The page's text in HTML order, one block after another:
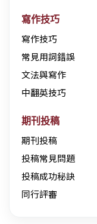
寫作技巧
寫作技巧
常見用詞錯誤
文法與寫作
中翻英技巧
期刊投稿
期刊投稿
投稿常見問題
投稿成功秘訣
同行評審